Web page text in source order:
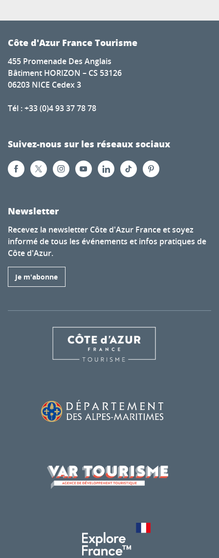
Côte d'Azur France Tourisme
455 Promenade Des Anglais
Bâtiment HORIZON – CS 53126
06203 NICE Cedex 3
Tél : +33 (0)4 93 37 78 78
Suivez-nous sur les réseaux sociaux
Newsletter
Recevez la newsletter Côte d'Azur France et soyez
informé de tous les événements et infos pratiques de
Côte d'Azur.
Je m'abonne